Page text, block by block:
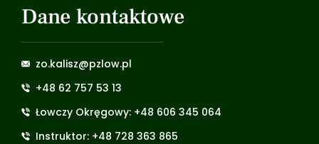
Dane kontaktowe
zo.kalisz@pzlow.pl
+48 62 757 53 13
Łowczy Okręgowy: +48 606 345 064
Instruktor: +48 728 363 865